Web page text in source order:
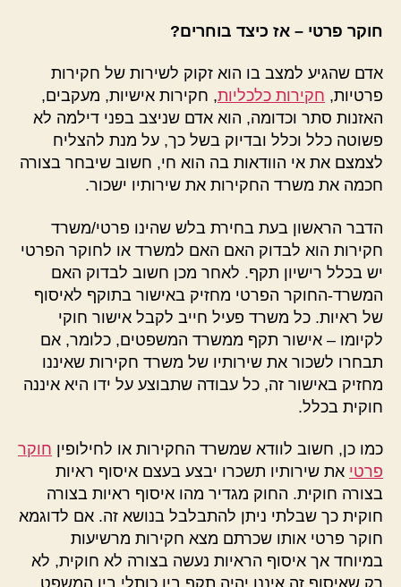
חוקר פרטי – אז כיצד בוחרים?
אדם שהגיע למצב בו הוא זקוק לשירות של חקירות
פרטיות, חקירות כלכליות, חקירות אישיות, מעקבים,
האזנות סתר וכדומה, הוא אדם שניצב בפני דילמה לא
פשוטה כלל וכלל ובדיוק בשל כך, על מנת להצליח
לצמצם את אי הוודאות בה הוא חי, חשוב שיבחר בצורה
חכמה את משרד החקירות את שירותיו ישכור.
הדבר הראשון בעת בחירת בלש שהינו פרטי/משרד
חקירות הוא לבדוק האם האם למשרד או לחוקר הפרטי
יש בכלל רישיון תקף. לאחר מכן חשוב לבדוק האם
המשרד-החוקר הפרטי מחזיק באישור בתוקף לאיסוף
של ראיות. כל משרד פעיל חייב לקבל אישור חוקי
לקיומו – אישור תקף ממשרד המשפטים, כלומר, אם
תבחרו לשכור את שירותיו של משרד חקירות שאיננו
מחזיק באישור זה, כל עבודה שתבוצע על ידו היא איננה
חוקית בכלל.
כמו כן, חשוב לוודא שמשרד החקירות או לחילופין חוקר
פרטי את שירותיו תשכרו יבצע בעצם איסוף ראיות
בצורה חוקית. החוק מגדיר מהו איסוף ראיות בצורה
חוקית כך שבלתי ניתן להתבלבל בנושא זה. אם לדוגמא
חוקר פרטי אותו שכרתם מצא חקירות מרשיעות
במיוחד אך איסוף הראיות נעשה בצורה לא חוקית, לא